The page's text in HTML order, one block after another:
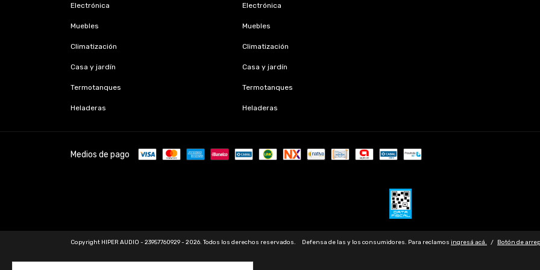
Electrónica
Muebles
Climatización
Casa y jardín
Termotanques
Heladeras
Electrónica
Muebles
Climatización
Casa y jardín
Termotanques
Heladeras
Medios de pago
Copyright HIPER AUDIO - 23957760929 - 2026. Todos los derechos reservados. Defensa de las y los consumidores. Para reclamos ingresá acá. / Botón de